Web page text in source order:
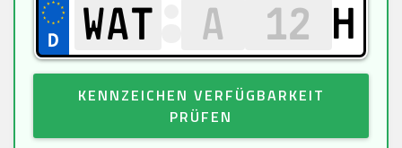
H
KENNZEICHEN VERFÜGBARKEIT
PRÜFEN